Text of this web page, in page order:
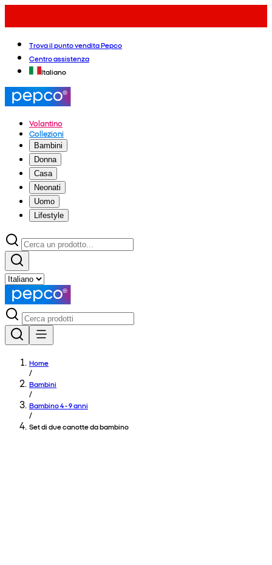
Trova il punto vendita Pepco
Centro assistenza
Italiano
Volantino
Collezioni
Bambini
Donna
Casa
Neonati
Uomo
Lifestyle
Home
/
Bambini
/
Bambino 4 - 9 anni
/
Set di due canotte da bambino